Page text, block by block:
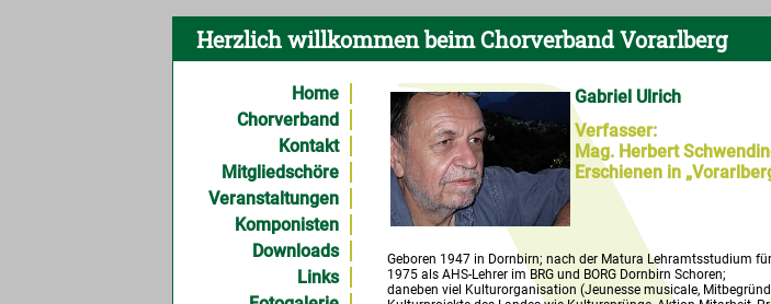
Herzlich willkommen beim Chorverband Vorarlberg
Home
Chorverband
Kontakt
Mitgliedschöre
Veranstaltungen
Komponisten
Downloads
Links
Gabriel Ulrich
Verfasser:
Mag. Herbert
Erschienen in
Geboren 1947 in Dornbirn; nach der Matura Lehramtsstudium
1975 als AHS-Lehrer im BRG und BORG Dornbirn Schoren;
daneben viel Kulturorganisation (Jeunesse musicale,